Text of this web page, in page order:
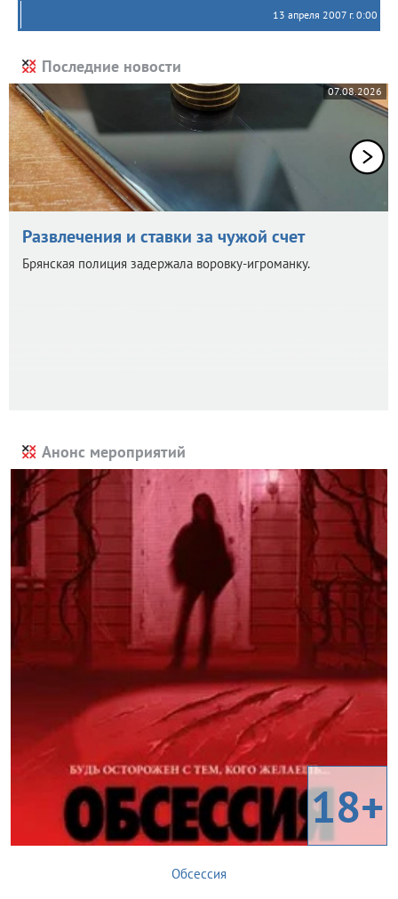
13 апреля 2007 г. 0:00
Последние новости
07.08.2026
Развлечения и ставки за чужой счет
Брянская полиция задержала воровку-игроманку.
Анонс мероприятий
18+
Обсессия